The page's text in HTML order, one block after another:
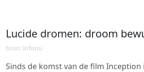
Lucide dromen: droom
bron: Infonu
Sinds de komst van de film